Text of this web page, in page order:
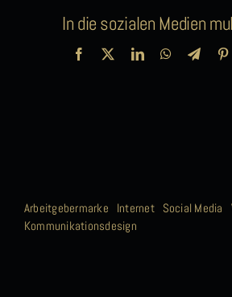
In die sozialen Medien
Facebook LinkedInWhatsApp
Arbeitgebermarke Internet Social Media
Kommunikationsdesign